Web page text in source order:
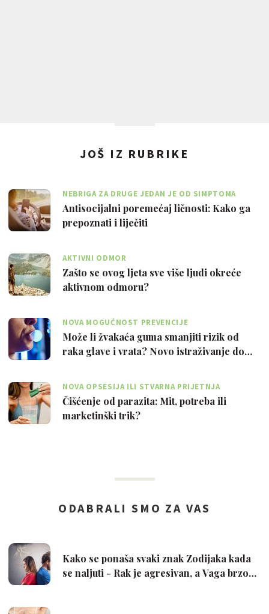
JOŠ IZ RUBRIKE
NEBRIGA ZA DRUGE JEDAN JE OD SIMPTOMA
Antisocijalni poremećaj ličnosti: Kako ga
prepoznati i liječiti
AKTIVNI ODMOR
Zašto se ovog ljeta sve više ljudi okreće
aktivnom odmoru?
NOVA MOGUĆNOST PREVENCIJE
Može li žvakaća guma smanjiti rizik od
raka glave i vrata? Novo istraživanje do…
NOVA OPSESIJA ILI STVARNA PRIJETNJA
Čišćenje od parazita: Mit, potreba ili
marketinški trik?